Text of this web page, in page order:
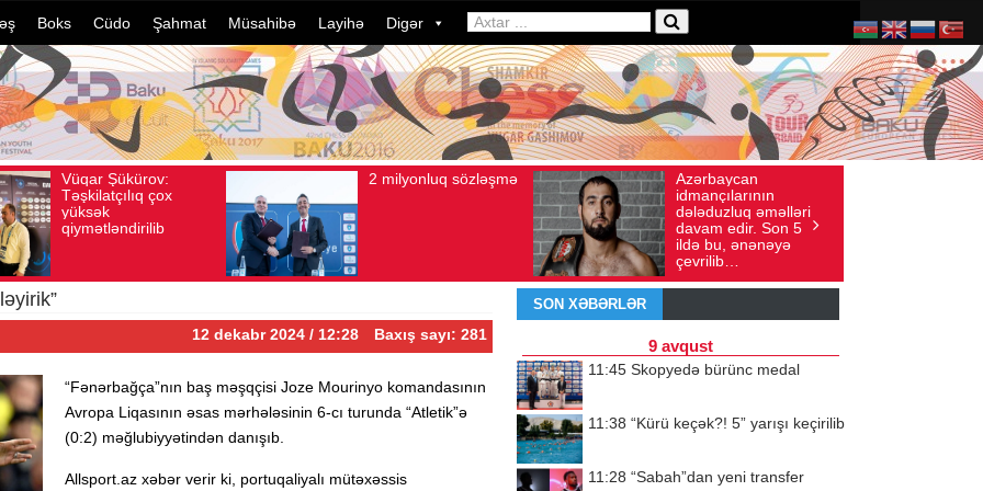
Boks Cüdo Şahmat Müsahibə Layihə Digər
2 milyonluq sözləşmə
Avqust 04, 2026
Azərbaycan
idmançılarının
dələduzluq əməlləri
davam edir. Son 5
ildə bu, ənənəyə
Baxış sayı: 136
Avqust 04, 2026
qeyd etməsə də,
ürəyi hər zaman
doğma yurdu ilə
döyünür
İyul 30, 2026
12 dekabr 2024 / 12:28 Baxış sayı: 281
“Fənərbağça”nın baş məşqçisi Joze Mourinyo komandasının
Avropa Liqasının əsas mərhələsinin 6-cı turunda “Atletik”ə
(0:2) məğlubiyyətindən danışıb.
Allsport.az xəbər verir ki, portuqaliyalı mütəxəssis
SON XƏBƏRLƏR
9 avqust
11:45 Skopyedə bürünc medal
11:38 “Kürü keçək?! 5” yarışı keçirilib
11:28 “Sabah”dan yeni transfer